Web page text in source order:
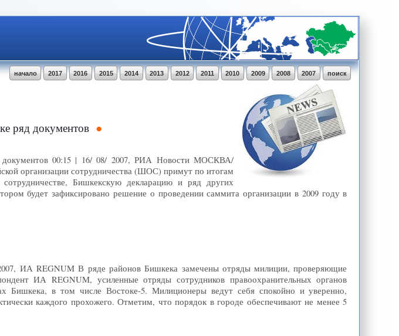
поиск
2007
2008
2009
2010
2011
2012
2013
2014
2015
2016
2017
начало
ряд документов
00:15 | 16/ 08/ 2007, РИА Новости МОСКВА/
организации сотрудничества (ШОС) примут по итогам
Бишкекскую декларацию и ряд других
будет зафиксировано решение о проведении саммита организации в 2009 году в
ИА REGNUM В ряде районов Бишкека замечены отряды милиции, проверяющие
ИА REGNUM, усиленные отряды сотрудников правоохранительных органов
Бишкека, в том числе Востоке-5. Милиционеры ведут себя спокойно и уверенно,
каждого прохожего. Отметим, что порядок в городе обеспечивают не менее 5